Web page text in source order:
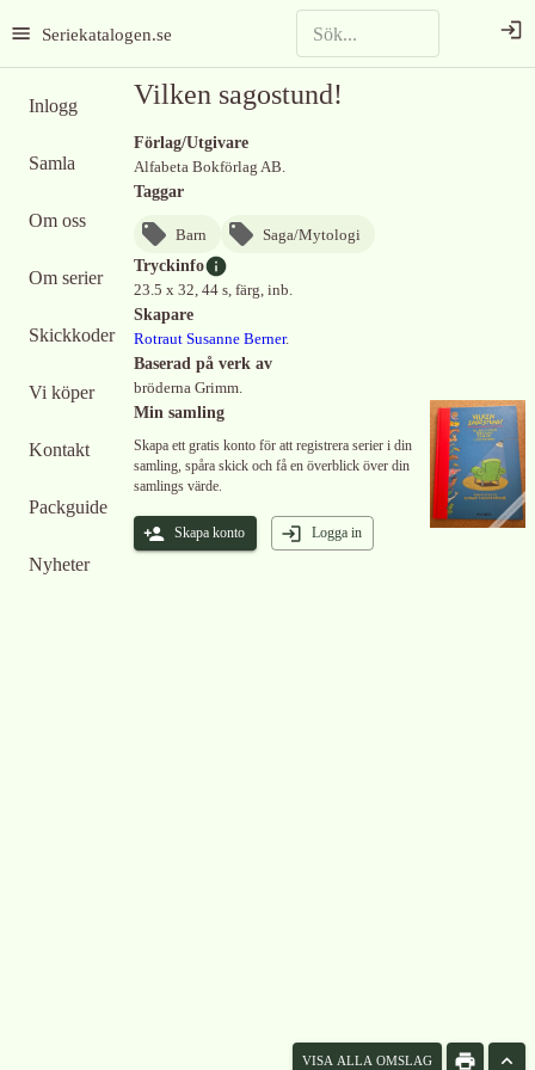
Seriekatalogen.se
Inlogg
Samla
Om oss
Om serier
Skickkoder
Vi köper
Kontakt
Packguide
Nyheter
Vilken sagostund!
Förlag/Utgivare
Alfabeta Bokförlag AB.
Taggar
Barn
Saga/Mytologi
Tryckinfo
23.5 x 32, 44 s, färg, inb.
Skapare
Rotraut Susanne Berner.
Baserad på verk av
bröderna Grimm.
Min samling
Skapa ett gratis konto för att registrera serier i din
samling, spåra skick och få en överblick över din
samlings värde.
Skapa konto Logga in
VISA ALLA OMSLAG